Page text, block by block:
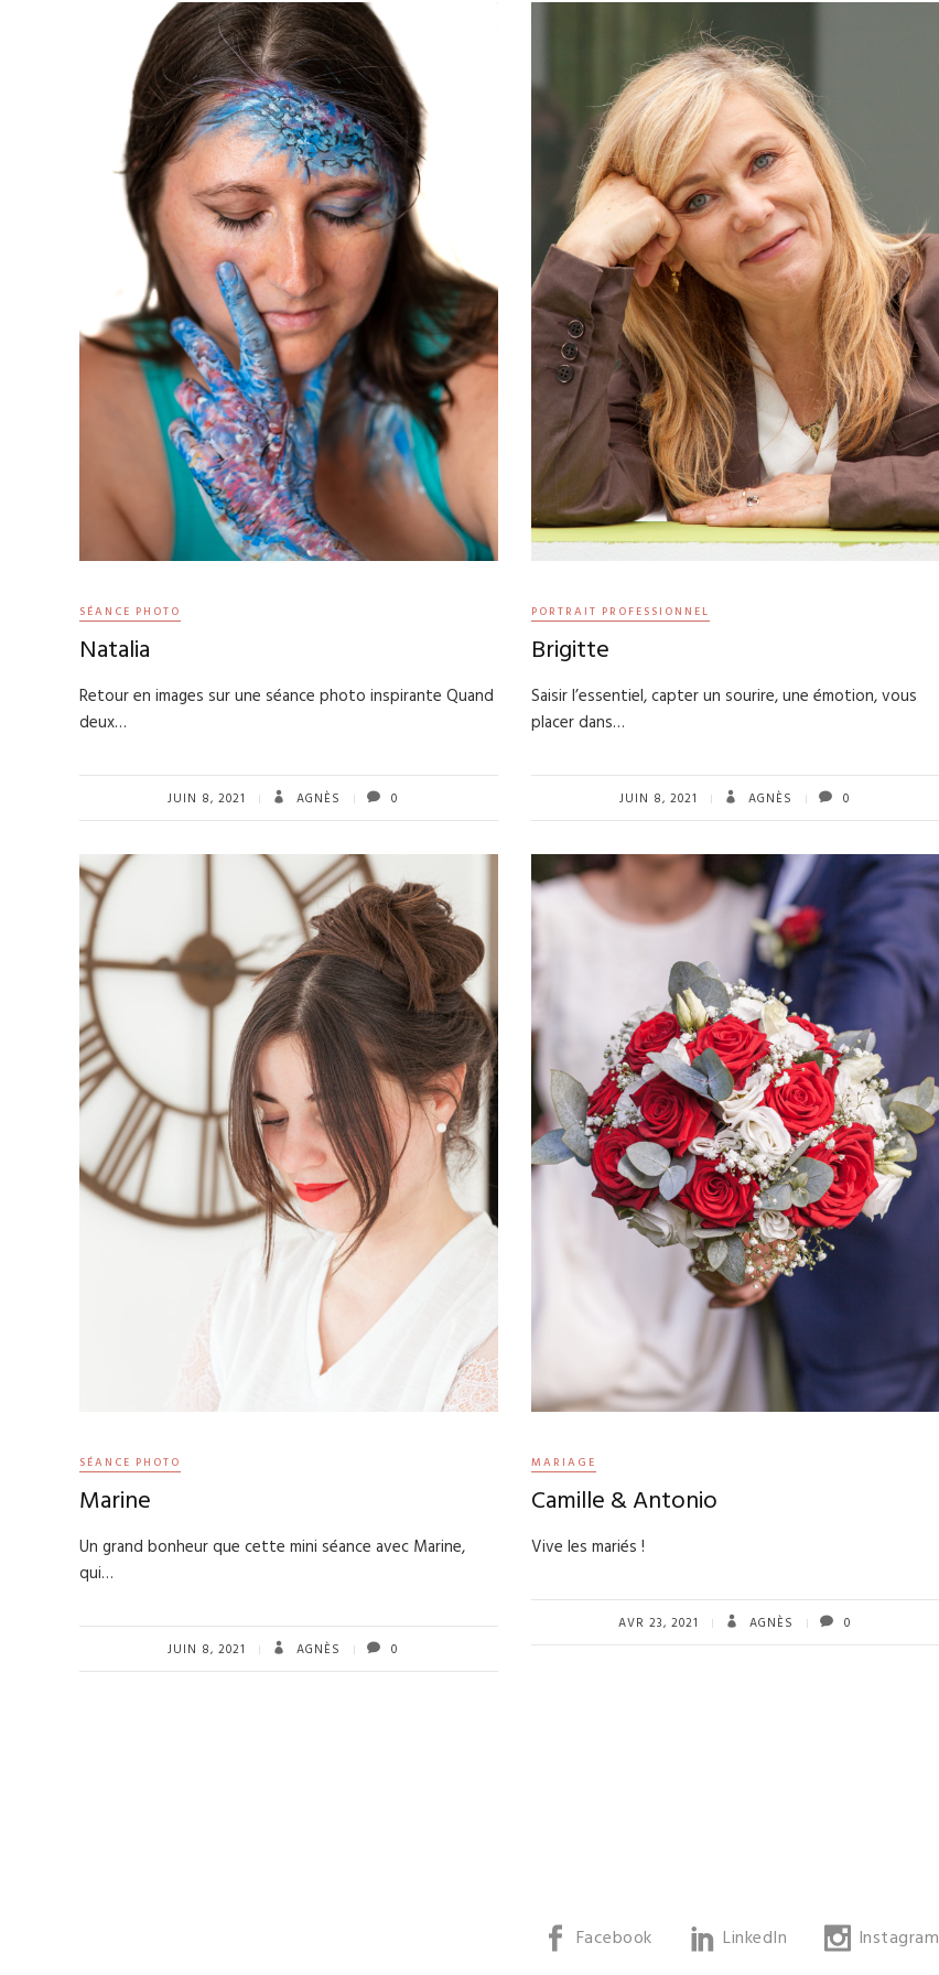
SÉANCE PHOTO
Natalia
Retour en images sur une séance photo inspirante Quand
deux…
JUIN 8, 2021 AGNÈS 0
PORTRAIT PROFESSIONNEL
Brigitte
Saisir l’essentiel, capter un sourire, une émotion, vous
placer dans…
JUIN 8, 2021 AGNÈS 0
SÉANCE PHOTO
Marine
Un grand bonheur que cette mini séance avec Marine,
qui…
JUIN 8, 2021 AGNÈS 0
MARIAGE
Camille & Antonio
Vive les mariés !
AVR 23, 2021 AGNÈS 0
Facebook LinkedIn Instagram